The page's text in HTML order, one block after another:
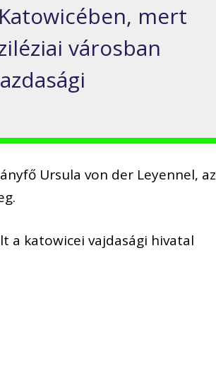
mert
városban
Ursula von der Leyennel, az
a katowicei vajdasági hivatal